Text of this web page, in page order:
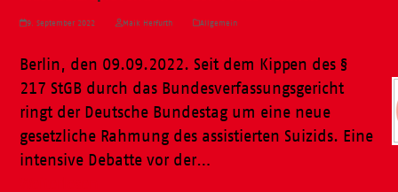
9. September 2022 Maik Herfurth Allgemein
Berlin, den 09.09.2022. Seit dem Kippen des §
217 StGB durch das Bundesverfassungsgericht
ringt der Deutsche Bundestag um eine neue
gesetzliche Rahmung des assistierten Suizids. Eine
intensive Debatte vor der…